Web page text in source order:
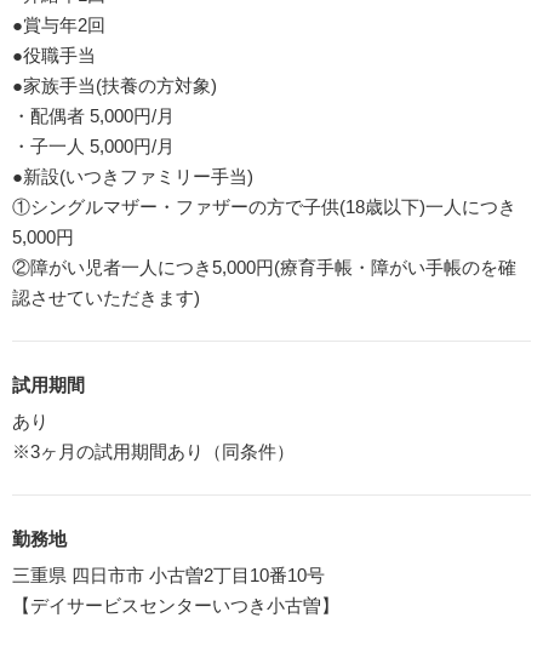
●賞与年2回
●役職手当
●家族手当(扶養の方対象)
・配偶者 5,000円/月
・子一人 5,000円/月
●新設(いつきファミリー手当)
①シングルマザー・ファザーの方で子供(18歳以下)一人につき
5,000円
②障がい児者一人につき5,000円(療育手帳・障がい手帳のを確
認させていただきます)
試用期間
あり
※3ヶ月の試用期間あり（同条件）
勤務地
三重県 四日市市 小古曽2丁目10番10号
【デイサービスセンターいつき小古曽】